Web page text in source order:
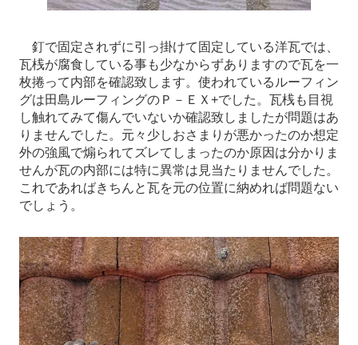
釘で固定されずに引っ掛けて固定している洋瓦では、
瓦桟が腐食している事も少なからずありますので瓦を一
枚捲って内部を確認致します。使われているルーフィン
グは田島ルーフィングのＰ－ＥＸ+でした。瓦桟も目視
し触れてみて傷んでいないか確認致しましたが問題はあ
りませんでした。元々少しおさまりが悪かったのか想定
外の強風で煽られてズレてしまったのか原因は分かりま
せんが瓦の内部には特に異常は見当たりませんでした。
これであればきちんと瓦を元の位置に納めれば問題ない
でしょう。